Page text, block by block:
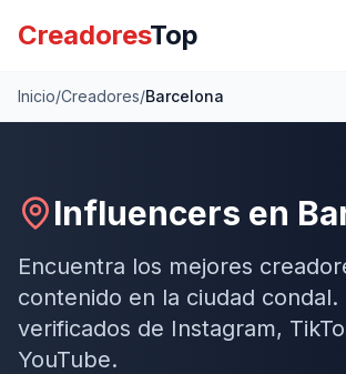
CreadoresTop
Inicio/Creadores/Barcelona
Influencers en
Encuentra los mejores
contenido en la ciudad condal.
verificados de Instagram,
YouTube.